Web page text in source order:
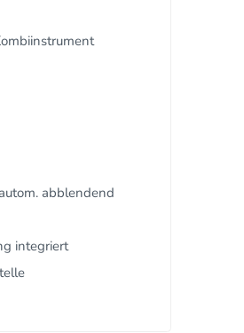
abblendend
integriert